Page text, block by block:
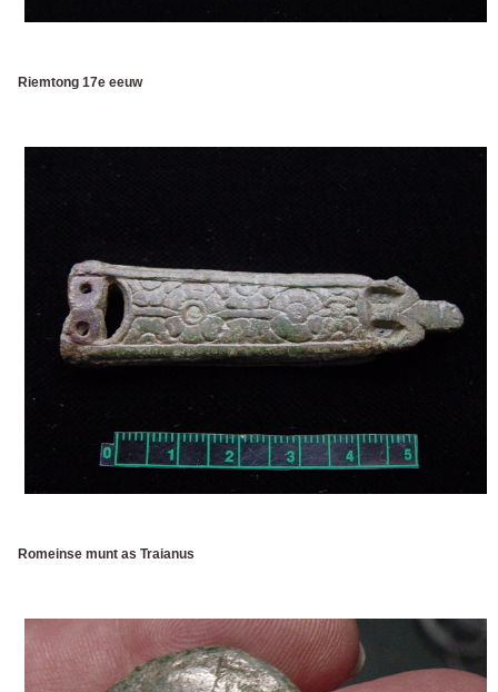
Riemtong 17e eeuw
Romeinse munt as Traianus